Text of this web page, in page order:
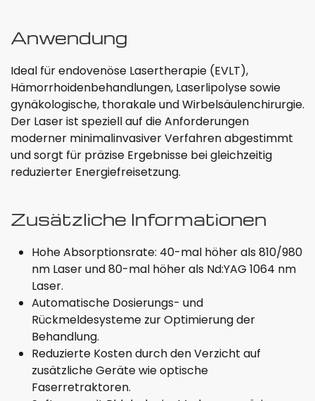
Anwendung
Ideal für endovenöse Lasertherapie (EVLT),
Hämorrhoidenbehandlungen, Laserlipolyse sowie
gynäkologische, thorakale und Wirbelsäulenchirurgie.
Der Laser ist speziell auf die Anforderungen
moderner minimalinvasiver Verfahren abgestimmt
und sorgt für präzise Ergebnisse bei gleichzeitig
reduzierter Energiefreisetzung.
Zusätzliche Informationen
Hohe Absorptionsrate: 40-mal höher als 810/980
nm Laser und 80-mal höher als Nd:YAG 1064 nm
Laser.
Automatische Dosierungs- und
Rückmeldesysteme zur Optimierung der
Behandlung.
Reduzierte Kosten durch den Verzicht auf
zusätzliche Geräte wie optische
Faserretraktoren.